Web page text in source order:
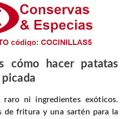
cómo hacer patatas
raro ni ingredientes exóticos.
de fritura y una sartén para la